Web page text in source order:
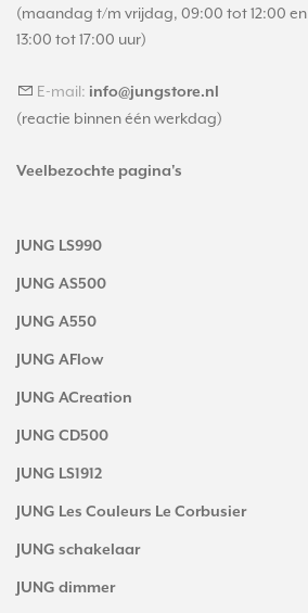
(maandag t/m vrijdag, 09:00 tot 12:00 en
13:00 tot 17:00 uur)
E-mail: info@jungstore.nl
(reactie binnen één werkdag)
Veelbezochte pagina's
JUNG LS990
JUNG AS500
JUNG A550
JUNG AFlow
JUNG ACreation
JUNG CD500
JUNG LS1912
JUNG Les Couleurs Le Corbusier
JUNG schakelaar
JUNG dimmer